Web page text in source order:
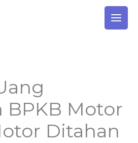
BPKB Motor
Ditahan